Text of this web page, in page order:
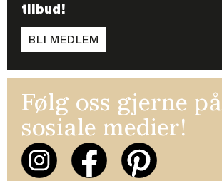
tilbud!
BLI MEDLEM
Følg oss gjerne på
sosiale medier!